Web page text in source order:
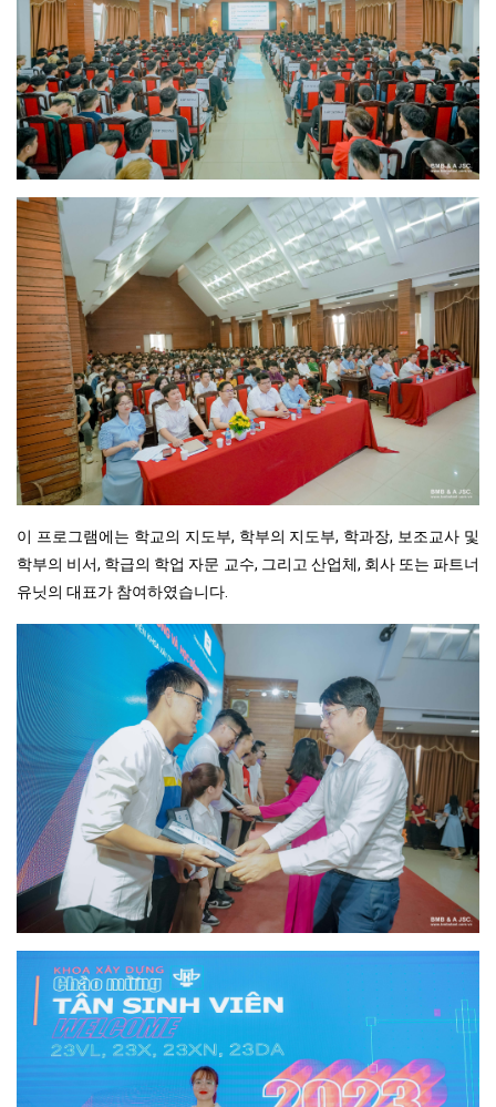
이 프로그램에는 학교의 지도부, 학부의 지도부, 학과장, 보조교사 및
학부의 비서, 학급의 학업 자문 교수, 그리고 산업체, 회사 또는 파트너
유닛의 대표가 참여하였습니다.